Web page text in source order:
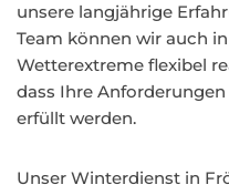
unsere langjährige
Team können wir auch
Wetterextreme flexibel
dass Ihre
erfüllt werden.
Unser Winterdienst in